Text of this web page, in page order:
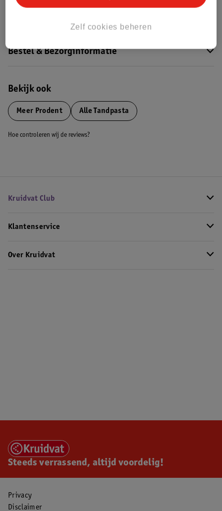
Bestel & Bezorginformatie
Bekijk ook
Meer Prodent Alle Tandpasta
Hoe controleren wij de reviews?
Kruidvat Club
Klantenservice
Over Kruidvat
Steeds verrassend, altijd voordelig!
Privacy
Disclaimer
Zelf cookies beheren